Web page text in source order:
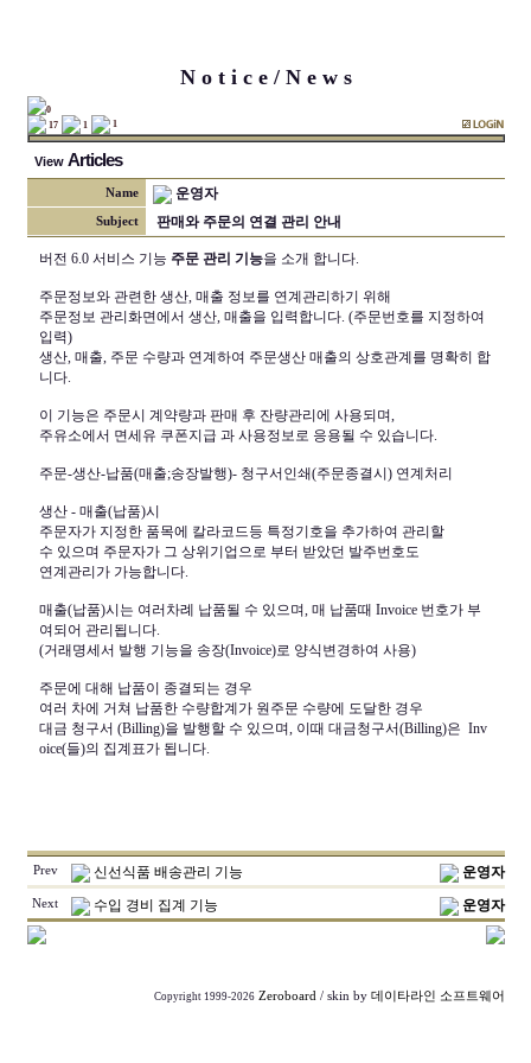
N o t i c e / N e w s
0
17
1 1
View Articles
Name 운영자
Subject 판매와 주문의 연결 관리 안내
버전 6.0 서비스 기능 주문 관리 기능을 소개 합니다.
주문정보와 관련한 생산, 매출 정보를 연계관리하기 위해
주문정보 관리화면에서 생산, 매출을 입력합니다. (주문번호를 지정하여
입력)
생산, 매출, 주문 수량과 연계하여 주문생산 매출의 상호관계를 명확히 합
니다.
이 기능은 주문시 계약량과 판매 후 잔량관리에 사용되며,
주유소에서 면세유 쿠폰지급 과 사용정보로 응용될 수 있습니다.
주문-생산-납품(매출;송장발행)- 청구서인쇄(주문종결시) 연계처리
생산 - 매출(납품)시
주문자가 지정한 품목에 칼라코드등 특정기호을 추가하여 관리할
수 있으며 주문자가 그 상위기업으로 부터 받았던 발주번호도
연계관리가 가능합니다.
매출(납품)시는 여러차례 납품될 수 있으며, 매 납품때 Invoice 번호가 부
여되어 관리됩니다.
(거래명세서 발행 기능을 송장(Invoice)로 양식변경하여 사용)
주문에 대해 납품이 종결되는 경우
여러 차에 거쳐 납품한 수량합계가 원주문 수량에 도달한 경우
대금 청구서 (Billing)을 발행할 수 있으며, 이때 대금청구서(Billing)은 Inv
oice(들)의 집계표가 됩니다.
Prev 신선식품 배송관리 기능 운영자
Next 수입 경비 집계 기능 운영자
Copyright 1999-2026 Zeroboard / skin by 데이타라인 소프트웨어